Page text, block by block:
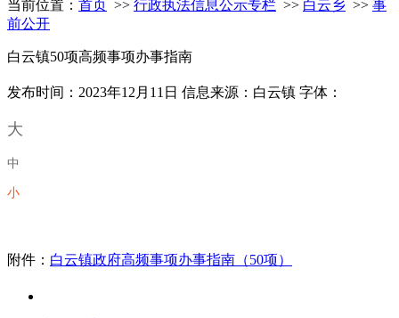
当前位置： 首页 >> 行政执法信息公示专栏 >> 白云乡 >> 事
前公开
白云镇50项高频事项办事指南
发布时间：2023年12月11日 信息来源：白云镇 字体：
大
中
小
附件： 白云镇政府高频事项办事指南（50项）